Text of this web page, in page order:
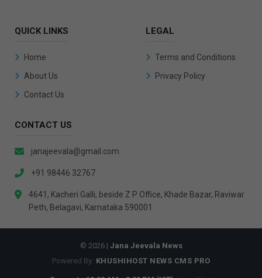
QUICK LINKS
Home
About Us
Contact Us
LEGAL
Terms and Conditions
Privacy Policy
CONTACT US
janajeevala@gmail.com
+91 98446 32767
4641, Kacheri Galli, beside Z P Office, Khade Bazar, Raviwar
Peth, Belagavi, Karnataka 590001
© 2026 | Jana Jeevala News
Powered By: KHUSHIHOST NEWS CMS PRO